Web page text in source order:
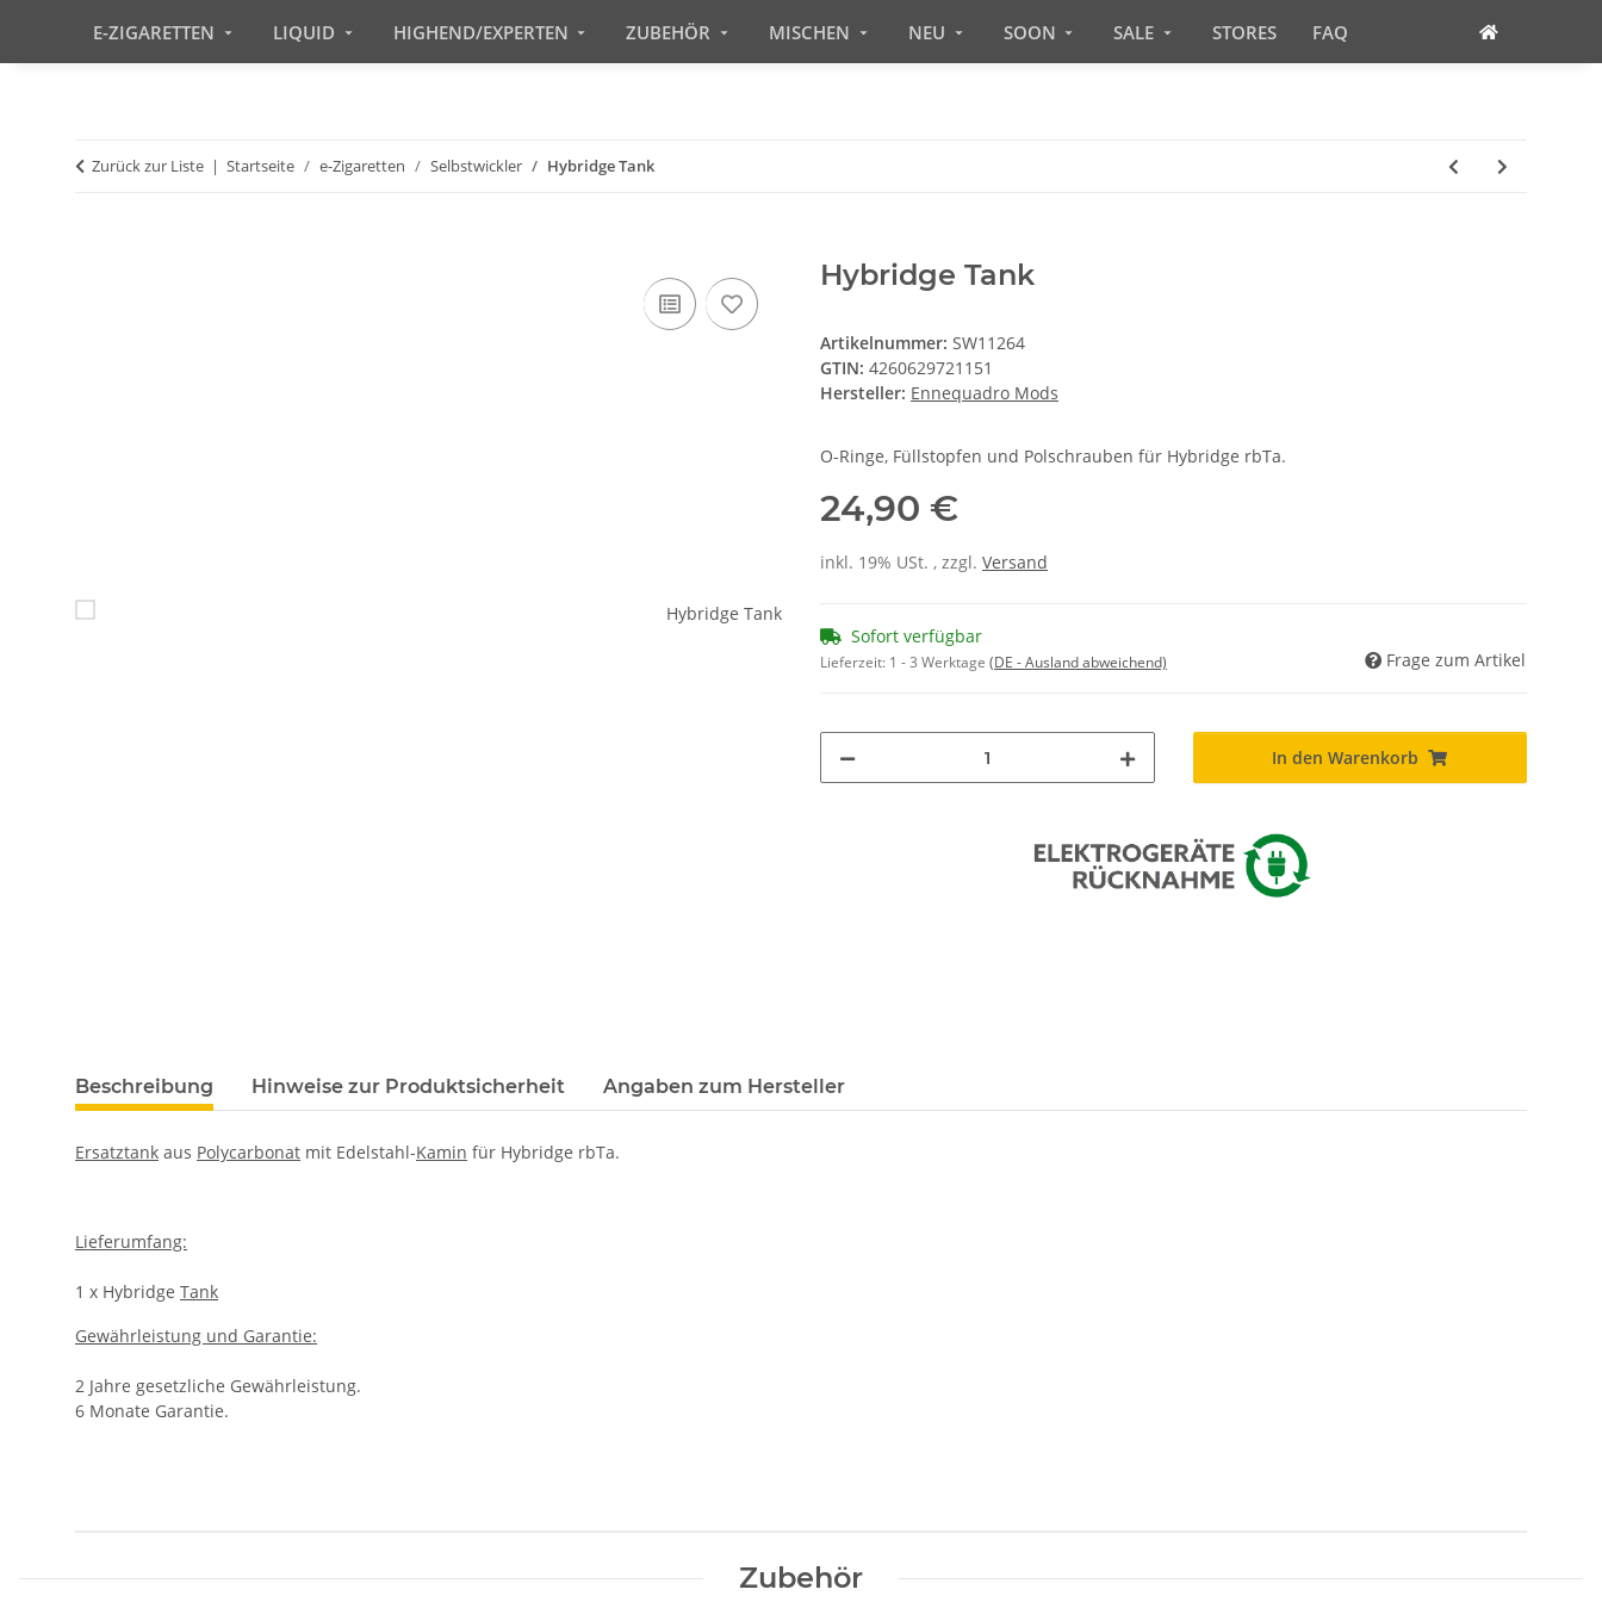
E-ZIGARETTEN LIQUID HIGHEND/EXPERTEN ZUBEHÖR MISCHEN NEU SOON SALE STORES FAQ
Zurück zur Liste Startseite e-Zigaretten Selbstwickler Hybridge Tank
Hybridge Tank
Artikelnummer: SW11264
GTIN: 4260629721151
Hersteller: Ennequadro Mods
O-Ringe, Füllstopfen und Polschrauben für Hybridge rbTa.
24,90 €
inkl. 19% USt. , zzgl. Versand
Sofort verfügbar
Lieferzeit: 1 - 3 Werktage (DE - Ausland abweichend) Frage zum Artikel
In den Warenkorb
Beschreibung Hinweise zur Produktsicherheit Angaben zum Hersteller
Ersatztank aus Polycarbonat mit Edelstahl-Kamin für Hybridge rbTa.
Lieferumfang:
1 x Hybridge Tank
Gewährleistung und Garantie:
2 Jahre gesetzliche Gewährleistung.
6 Monate Garantie.
Zubehör